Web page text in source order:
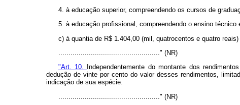
4. à educação superior, compreendendo os cursos de
5. à educação profissional, compreendendo o ensino técnico
c) à quantia de R$ 1.404,00 (mil, quatrocentos e quatro reais)
.................................................." (NR)
"Art. 10.
Independentemente do montante dos
dedução de vinte por cento do valor desses rendimentos,
indicação de sua espécie.
.................................................." (NR)